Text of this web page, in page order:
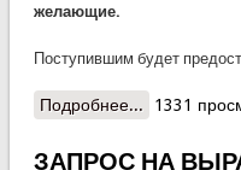
желающие.
Поступившим будет
Подробнее... о КЧС
1331
ЗАПРОС НА